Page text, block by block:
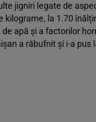
jigniri legate de
kilograme, la 1.70
apă și a factorilor
a răbufnit și i-a pus